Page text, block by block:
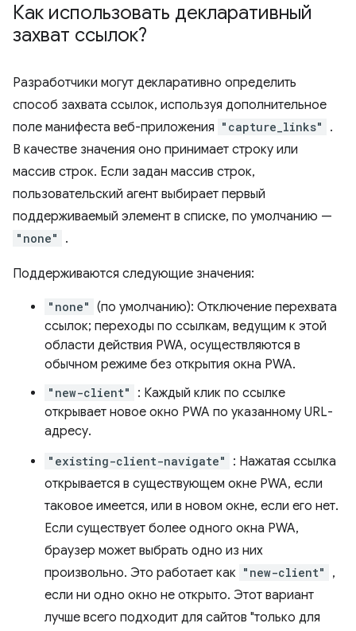
Как использовать декларативный
захват ссылок?
Разработчики могут декларативно определить
способ захвата ссылок, используя дополнительное
поле манифеста веб-приложения "capture_links"
.
В качестве значения оно принимает строку или
массив строк. Если задан массив строк,
пользовательский агент выбирает первый
поддерживаемый элемент в списке, по умолчанию —
"none" .
Поддерживаются следующие значения:
"none" (по умолчанию): Отключение перехвата
ссылок; переходы по ссылкам, ведущим к этой
области действия PWA, осуществляются в
обычном режиме без открытия окна PWA.
"new-client"
: Каждый клик по ссылке
открывает новое окно PWA по указанному URL-
адресу.
"existing-client-navigate"
: Нажатая ссылка
открывается в существующем окне PWA, если
таковое имеется, или в новом окне, если его нет.
Если существует более одного окна PWA,
браузер может выбрать одно из них
произвольно. Это работает как "new-client"
,
если ни одно окно не открыто. Этот вариант
лучше всего подходит для сайтов "только для